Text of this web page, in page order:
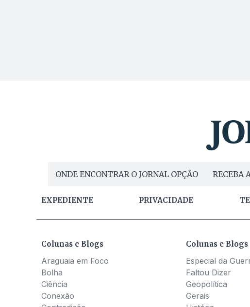
ONDE ENCONTRAR O JORNAL OPÇÃO RECEBA
EXPEDIENTE PRIVACIDADE
Colunas e Blogs
Araguaia em Foco
Bolha
Ciência
Conexão
Colunas e Blogs
Especial da
Faltou Dizer
Geopolítica
Gerais